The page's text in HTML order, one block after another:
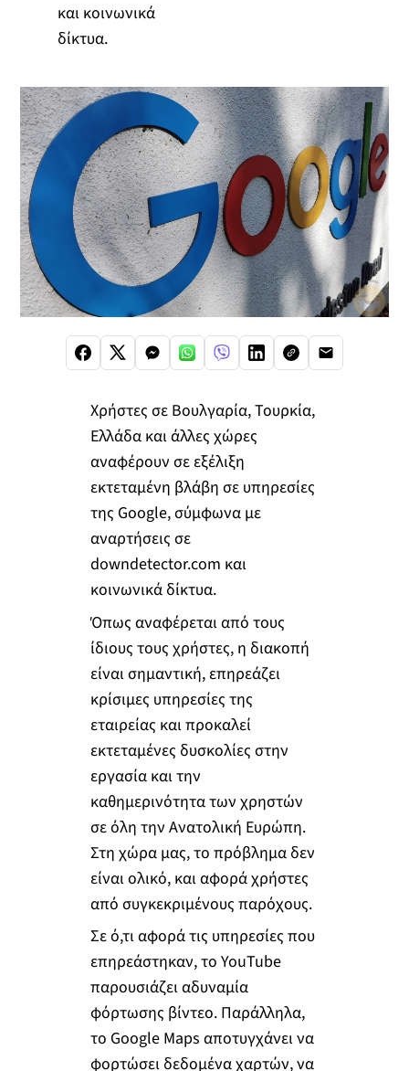
και κοινωνικά
δίκτυα.
Χρήστες σε Βουλγαρία, Τουρκία,
Ελλάδα και άλλες χώρες
αναφέρουν σε εξέλιξη
εκτεταμένη βλάβη σε υπηρεσίες
της Google, σύμφωνα με
αναρτήσεις σε
downdetector.com και
κοινωνικά δίκτυα.
Όπως αναφέρεται από τoυς
ίδιους τους χρήστες, η διακοπή
είναι σημαντική, επηρεάζει
κρίσιμες υπηρεσίες της
εταιρείας και προκαλεί
εκτεταμένες δυσκολίες στην
εργασία και την
καθημερινότητα των χρηστών
σε όλη την Ανατολική Ευρώπη.
Στη χώρα μας, το πρόβλημα δεν
είναι ολικό, και αφορά χρήστες
από συγκεκριμένους παρόχους.
Σε ό,τι αφορά τις υπηρεσίες που
επηρεάστηκαν, το YouTube
παρουσιάζει αδυναμία
φόρτωσης βίντεο. Παράλληλα,
το Google Maps αποτυγχάνει να
φορτώσει δεδομένα χαρτών, να